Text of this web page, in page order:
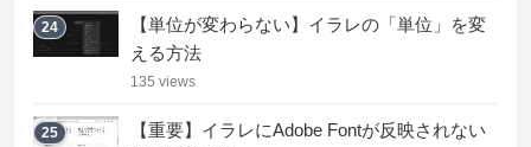
24
【単位が変わらない】イラレの「単位」を変
える方法
135 views
25
【重要】イラレにAdobe Fontが反映されない